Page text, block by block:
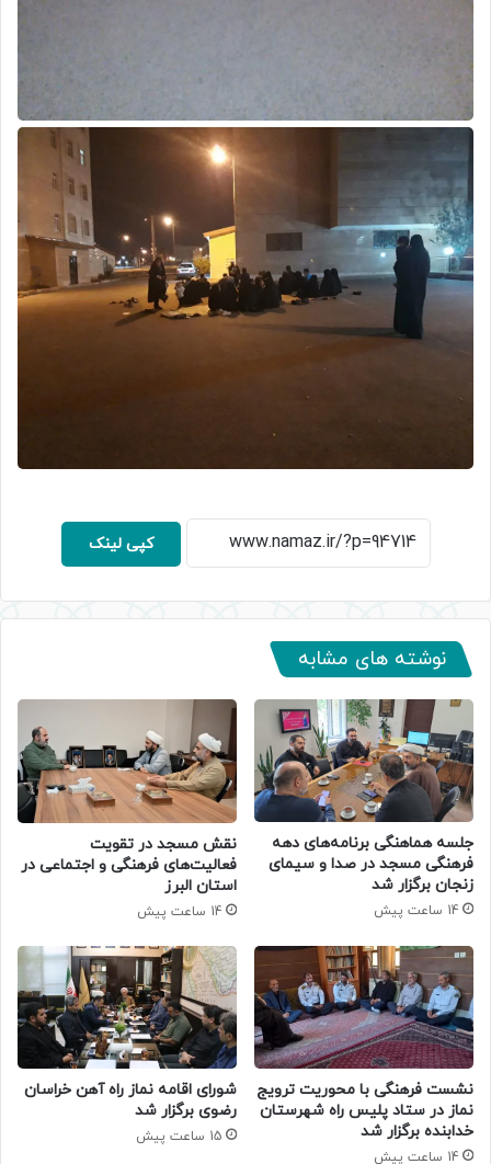
کپی لینک
نوشته های مشابه
جلسه هماهنگی برنامه‌های دهه
فرهنگی مسجد در صدا و سیمای
زنجان برگزار شد
14 ساعت پیش
نقش مسجد در تقویت
فعالیت‌های فرهنگی و اجتماعی در
استان البرز
14 ساعت پیش
نشست فرهنگی با محوریت ترویج
نماز در ستاد پلیس راه شهرستان
خدابنده برگزار شد
14 ساعت پیش
شورای اقامه نماز راه آهن خراسان
رضوی برگزار شد
15 ساعت پیش